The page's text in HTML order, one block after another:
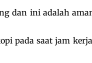
dan ini adalah
pada saat jam